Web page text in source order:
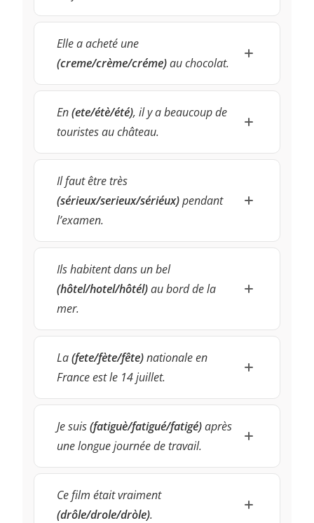
Elle a acheté une
(creme/crème/créme)au chocolat.
En(ete/étè/été), il y a beaucoup de
touristes au château.
Il faut être très
(sérieux/serieux/sériéux)pendant
l’examen.
Ils habitent dans un bel
(hôtel/hotel/hôtél)au bord de la
mer.
La(fete/fète/fête)nationale en
France est le 14 juillet.
Je suis(fatiguè/fatigué/fatigé)après
une longue journée de travail.
Ce film était vraiment
(drôle/drole/dròle).